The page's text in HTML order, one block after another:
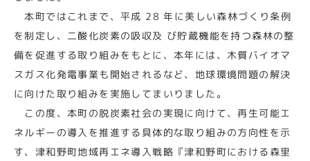
本町ではこれまで、平成 28 年に美しい森林づくり条例
を制定し、二酸化炭素の吸収及 び貯蔵機能を持つ森林の整
備を促進する取り組みをもとに、本年には、木質バイオマ
スガス化発電事業も開始されるなど、地球環境問題の解決
に向けた取り組みを実施してまいりました。
この度、本町の脱炭素社会の実現に向けて、再生可能エ
ネルギーの導入を推進する具体的な取り組みの方向性を示
す、津和野町地域再エネ導入戦略『津和野町における森里